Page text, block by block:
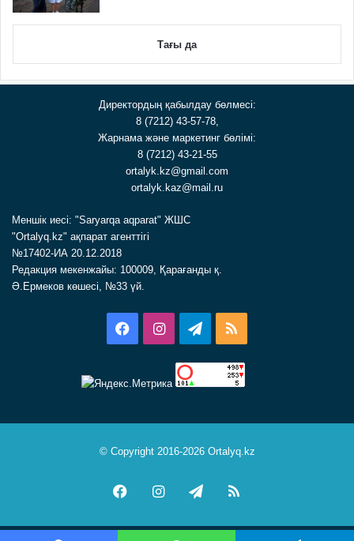
Тағы да
Директордың қабылдау бөлмесі:
8 (7212) 43-57-78,
Жарнама және маркетинг бөлімі:
8 (7212) 43-21-55
ortalyk.kz@gmail.com
ortalyk.kaz@mail.ru
Меншік иесі: "Saryarqa aqparat" ЖШС
"Ortalyq.kz" ақпарат агенттігі
№17402-ИА 20.12.2018
Редакция мекенжайы: 100009, Қарағанды қ.
Ә.Ермеков көшесі, №33 үй.
FacebookInstagramTelegram
© Copyright 2016-2026 Ortalyq.kz
FacebookInstagramTelegram